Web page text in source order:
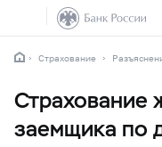
Страхование
Страхование
заемщика по